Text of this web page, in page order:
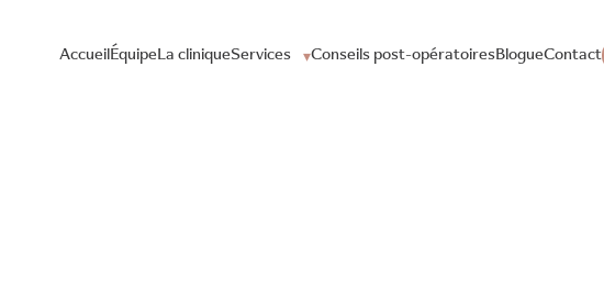
AccueilÉquipeLa cliniqueServices Conseils post-opératoiresBlogueContact